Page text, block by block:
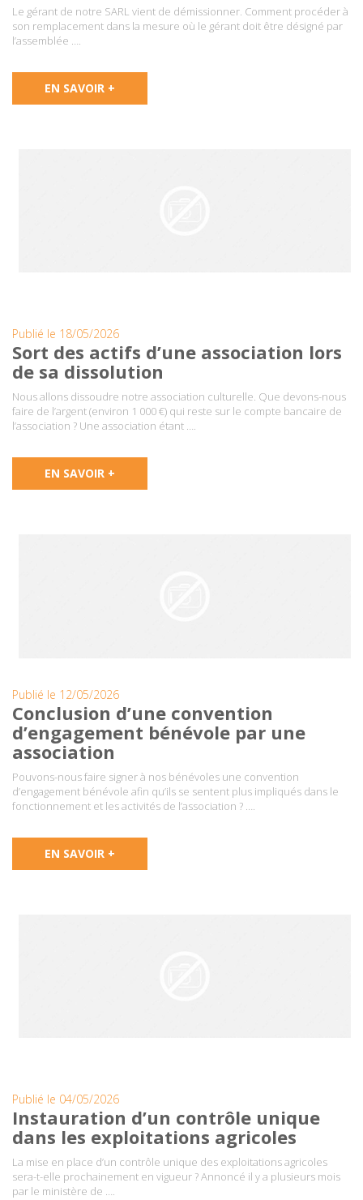
Le gérant de notre SARL vient de démissionner. Comment procéder à
son remplacement dans la mesure où le gérant doit être désigné par
l’assemblée ….
EN SAVOIR +
Publié le 18/05/2026
Sort des actifs d’une association lors
de sa dissolution
Nous allons dissoudre notre association culturelle. Que devons-nous
faire de l’argent (environ 1 000 €) qui reste sur le compte bancaire de
l’association ? Une association étant ….
EN SAVOIR +
Publié le 12/05/2026
Conclusion d’une convention
d’engagement bénévole par une
association
Pouvons-nous faire signer à nos bénévoles une convention
d’engagement bénévole afin qu’ils se sentent plus impliqués dans le
fonctionnement et les activités de l’association ? ….
EN SAVOIR +
Publié le 04/05/2026
Instauration d’un contrôle unique
dans les exploitations agricoles
La mise en place d’un contrôle unique des exploitations agricoles
sera-t-elle prochainement en vigueur ? Annoncé il y a plusieurs mois
par le ministère de ….